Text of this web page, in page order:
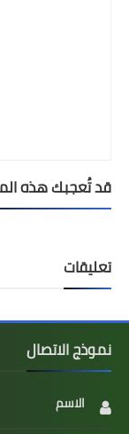
قد تُعجبك هذه
تعليقات
نموذج الاتصال
الاسم